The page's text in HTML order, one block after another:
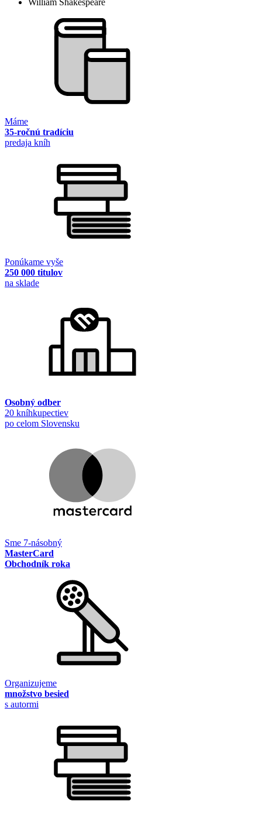
William Shakespeare
Máme
35-ročnú tradíciu
predaja kníh
Ponúkame vyše
250 000 titulov
na sklade
Osobný odber
20 kníhkupectiev
po celom Slovensku
Sme 7-násobný
MasterCard
Obchodník roka
Organizujeme
množstvo besied
s autormi